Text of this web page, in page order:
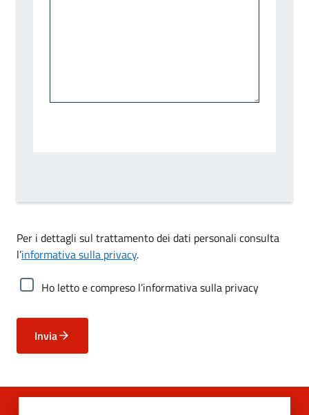
Per i dettagli sul trattamento dei dati personali consulta
l’informativa sulla privacy.
Ho letto e compreso l’informativa sulla privacy
Invia